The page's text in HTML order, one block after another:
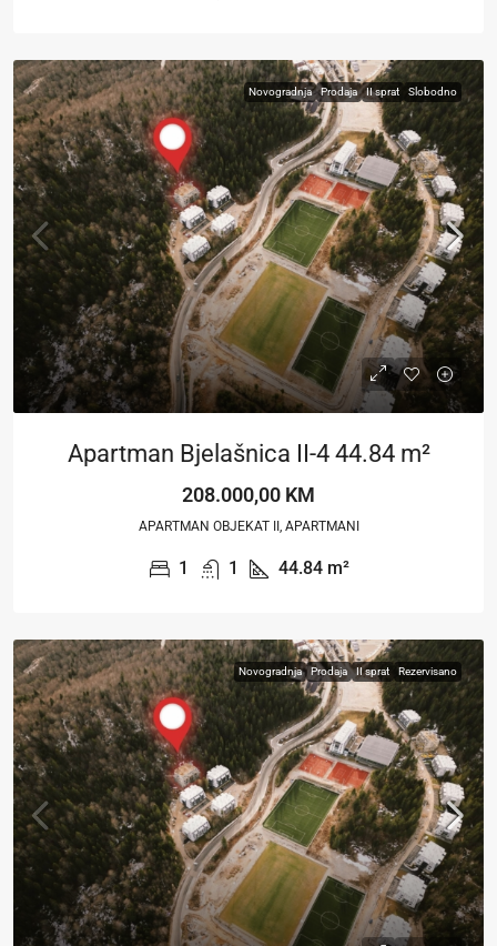
Novogradnja Prodaja II sprat Slobodno
Apartman Bjelašnica II-4 44.84 m²
208.000,00 KM
APARTMAN OBJEKAT II, APARTMANI
1 1 44.84 m²
Novogradnja Prodaja II sprat Rezervisano